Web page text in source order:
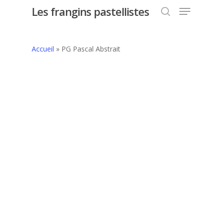
Les frangins pastellistes
Accueil » PG Pascal Abstrait